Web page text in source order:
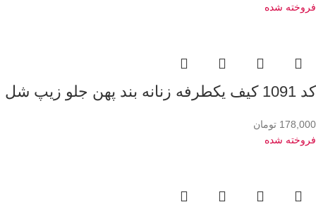
فروخته شده
کد 1091 کیف یکطرفه زنانه بند پهن جلو زیپ شل
178,000 تومان
فروخته شده